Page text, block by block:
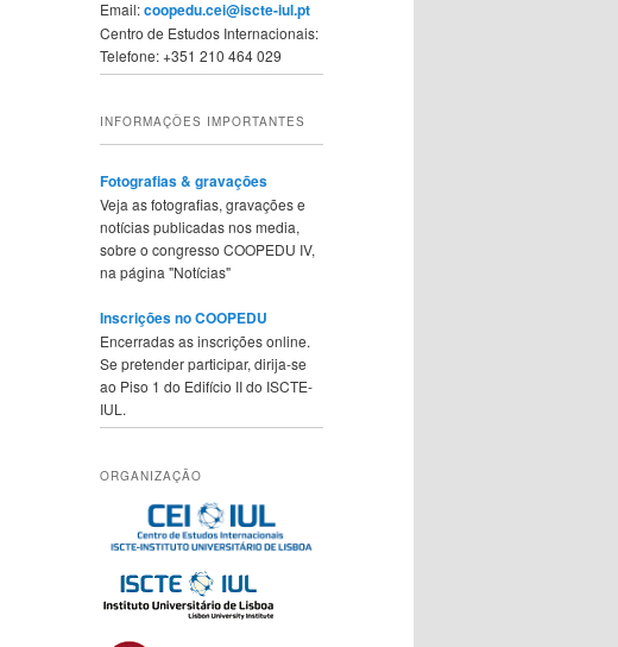
Email:coopedu.cei@iscte-iul.pt
Centro de Estudos Internacionais:
Telefone: +351 210 464 029
INFORMAÇÕES IMPORTANTES
Fotografias & gravações
Veja as fotografias, gravações e
notícias publicadas nos media,
sobre o congresso COOPEDU IV,
na página "Notícias"
Inscrições no COOPEDU
Encerradas as inscrições online.
Se pretender participar, dirija-se
ao Piso 1 do Edifício II do ISCTE-
IUL.
ORGANIZAÇÃO